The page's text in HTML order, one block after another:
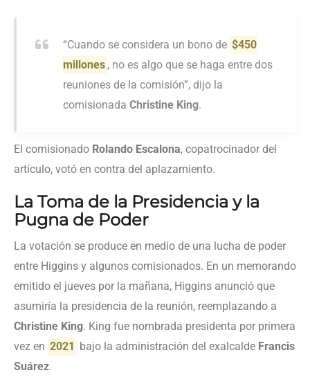
“Cuando se considera un bono de $450
millones , no es algo que se haga entre dos
reuniones de la comisión”, dijo la
comisionada Christine King.
El comisionado Rolando Escalona, copatrocinador del
artículo, votó en contra del aplazamiento.
La Toma de la Presidencia y la
Pugna de Poder
La votación se produce en medio de una lucha de poder
entre Higgins y algunos comisionados. En un memorando
emitido el jueves por la mañana, Higgins anunció que
asumiría la presidencia de la reunión, reemplazando a
Christine King. King fue nombrada presidenta por primera
vez en 2021 bajo la administración del exalcalde Francis
Suárez.